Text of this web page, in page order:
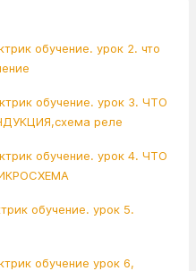
обучение. урок 2. что
обучение. урок 3. ЧТО
реле
обучение. урок 4. ЧТО
обучение. урок 5.
обучение урок 6,